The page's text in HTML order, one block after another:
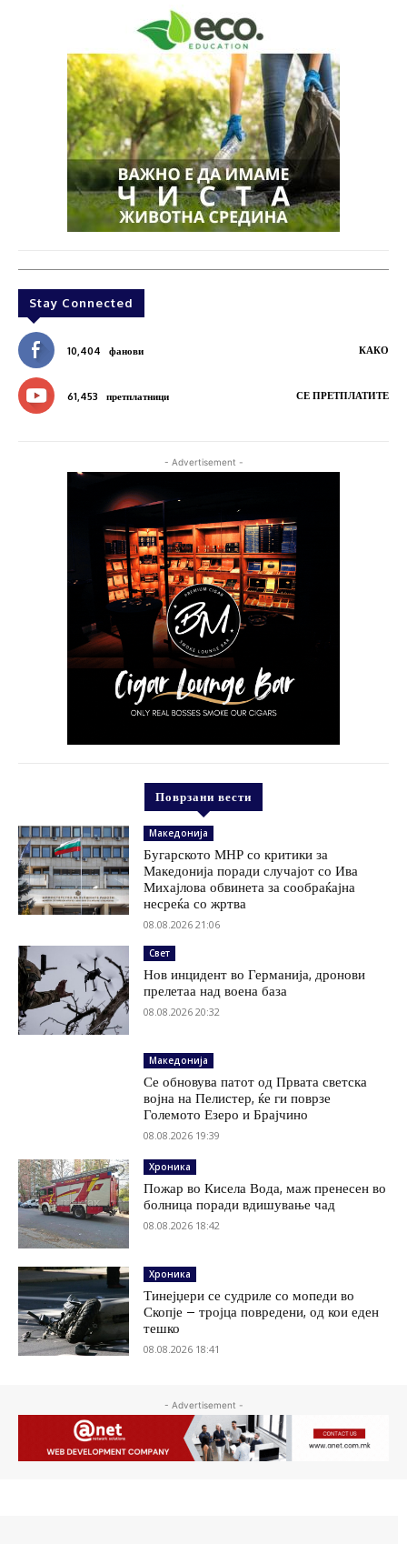
Stay Connected
10,404 фанови КАКО
61,453 претплатници СЕ ПРЕТПЛАТИТЕ
- Advertisement -
Поврзани вести
Македонија
Бугарското МНР со критики за
Македонија поради случајот со Ива
Михајлова обвинета за сообраќајна
несреќа со жртва
08.08.2026 21:06
Свет
Нов инцидент во Германија, дронови
прелетаа над воена база
08.08.2026 20:32
Македонија
Се обновува патот од Првата светска
војна на Пелистер, ќе ги поврзе
Големото Езеро и Брајчино
08.08.2026 19:39
Хроника
Пожар во Кисела Вода, маж пренесен во
болница поради вдишување чад
08.08.2026 18:42
Хроника
Тинејџери се судриле со мопеди во
Скопје – тројца повредени, од кои еден
тешко
08.08.2026 18:41
- Advertisement -